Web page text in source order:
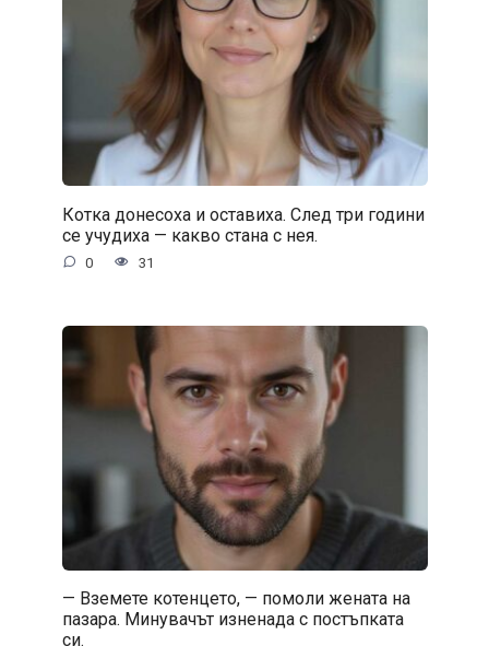
Котка донесоха и оставиха. След три години
се учудиха — какво стана с нея.
0 31
— Вземете котенцето, — помоли жената на
пазара. Минувачът изненада с постъпката
си.